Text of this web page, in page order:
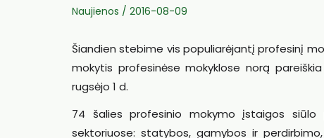
Naujienos / 2016-08-09
Šiandien stebime vis populiarėjantį profesinį
mokytis profesinėse mokyklose norą
rugsėjo 1 d.
74 šalies profesinio mokymo įstaigos
sektoriuose: statybos, gamybos ir